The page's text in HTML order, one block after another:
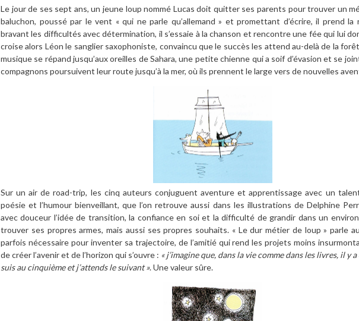
Le jour de ses sept ans, un jeune loup nommé Lucas doit quitter ses parents pour trouver un
baluchon, poussé par le vent « qui ne parle qu’allemand » et promettant d’écrire, il prend la
bravant les difficultés avec détermination, il s’essaie à la chanson et rencontre une fée qui lui
croise alors Léon le sanglier saxophoniste, convaincu que le succès les attend au-delà de la
musique se répand jusqu’aux oreilles de Sahara, une petite chienne qui a soif d’évasion et se
compagnons poursuivent leur route jusqu’à la mer, où ils prennent le large vers de nouvelles
Sur un air de road-trip, les cinq auteurs conjuguent aventure et apprentissage avec un
poésie et l’humour bienveillant, que l’on retrouve aussi dans les illustrations de Delphine
avec douceur l’idée de transition, la confiance en soi et la difficulté de grandir dans un
trouver ses propres armes, mais aussi ses propres souhaits. « Le dur métier de loup » parle
parfois nécessaire pour inventer sa trajectoire, de l’amitié qui rend les projets moins
de créer l’avenir et de l’horizon qui s’ouvre : « j’imagine que, dans la vie comme dans les livres, il y a
suis au cinquième et j’attends le suivant ». Une valeur sûre.